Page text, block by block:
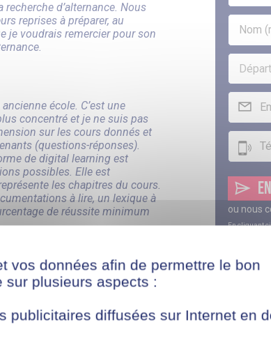
d’alternance. Nous
reprises à préparer, au
je voudrais remercier pour son
école. C’est une
concentré et je ne suis pas
sur les cours donnés et
(questions-réponses).
de digital learning est
possibles. Elle est
les chapitres du cours.
à lire, un lexique à
de réussite minimum
obtenir le QCM pour
particulier et de bien le
par le nombre de
si nous avons fini le
ou nous
En cliquant
vos données afin de permettre le bon
sur plusieurs aspects :
publicitaires diffusées sur Internet en